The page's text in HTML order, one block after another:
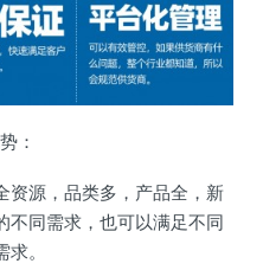
：
资源，品类多，产品全，新
不同需求，也可以满足不同
。